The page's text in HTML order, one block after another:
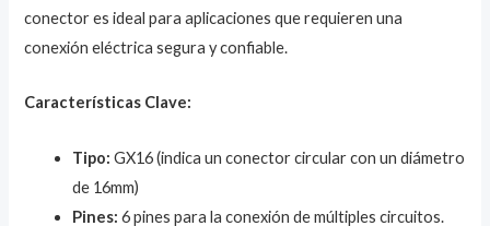
conector es ideal para aplicaciones que requieren una
conexión eléctrica segura y confiable.
Características Clave:
Tipo: GX16 (indica un conector circular con un diámetro
de 16mm)
Pines: 6 pines para la conexión de múltiples circuitos.